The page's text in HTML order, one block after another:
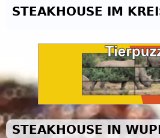
STEAKHOUSE IM
STEAKHOUSE IN